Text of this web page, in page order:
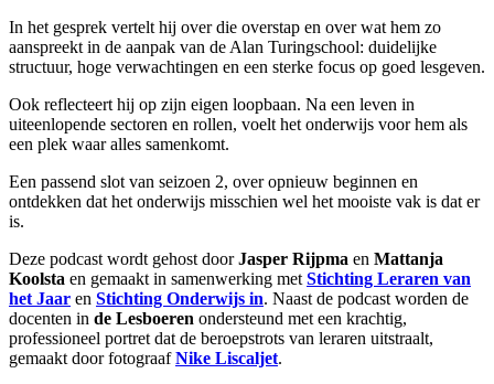
In het gesprek vertelt hij over die overstap en over wat hem zo
aanspreekt in de aanpak van de Alan Turingschool: duidelijke
structuur, hoge verwachtingen en een sterke focus op goed lesgeven.
Ook reflecteert hij op zijn eigen loopbaan. Na een leven in
uiteenlopende sectoren en rollen, voelt het onderwijs voor hem als
een plek waar alles samenkomt.
Een passend slot van seizoen 2, over opnieuw beginnen en
ontdekken dat het onderwijs misschien wel het mooiste vak is dat er
is.
Deze podcast wordt gehost doorJasper Rijpma en Mattanja
Koolsta en gemaakt in samenwerking met Stichting Leraren van
het Jaar en Stichting Onderwijs in. Naast de podcast worden de
docenten in de Lesboeren ondersteund met een krachtig,
professioneel portret dat de beroepstrots van leraren uitstraalt,
gemaakt door fotograafNike Liscaljet.